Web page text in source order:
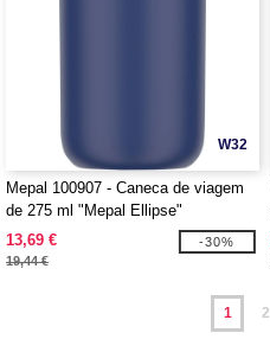
W32
Mepal 100907 - Caneca de viagem
de 275 ml "Mepal Ellipse"
13,69 €
19,44 €
-30%
1 2